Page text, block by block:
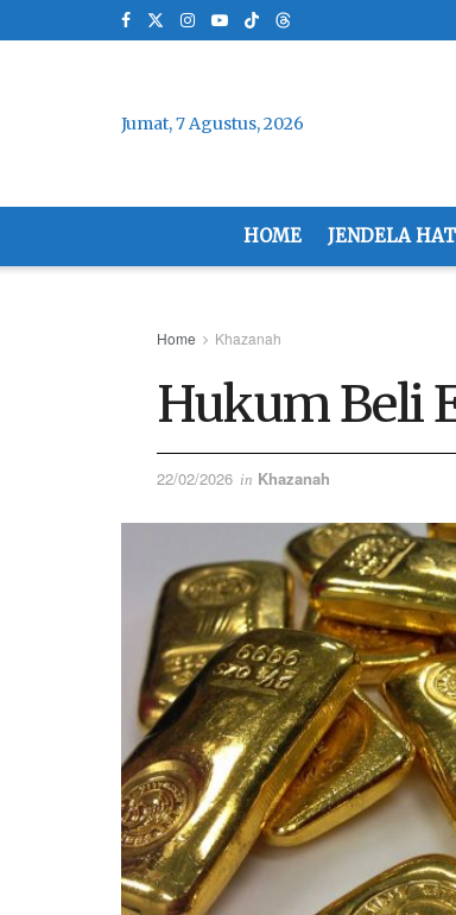
Jumat, 7 Agustus, 2026
HOME JENDELA
Home Khazanah
Hukum Beli
22/02/2026 in Khazanah